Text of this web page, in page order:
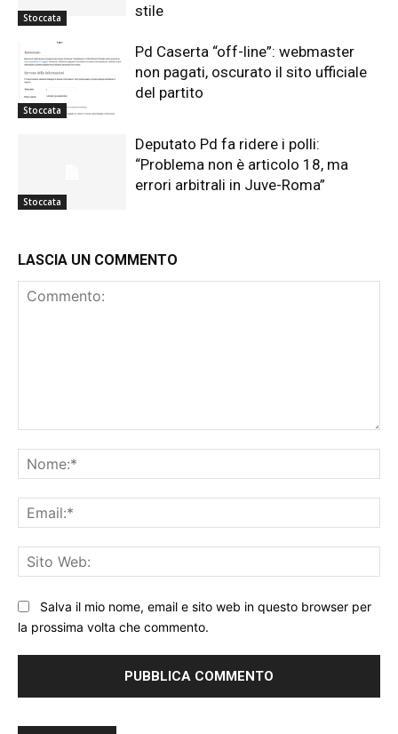
Stoccata
stile
Stoccata
Pd Caserta “off-line”: webmaster
non pagati, oscurato il sito ufficiale
del partito
Stoccata
Deputato Pd fa ridere i polli:
“Problema non è articolo 18, ma
errori arbitrali in Juve-Roma”
LASCIA UN COMMENTO
Salva il mio nome, email e sito web in questo browser per
la prossima volta che commento.